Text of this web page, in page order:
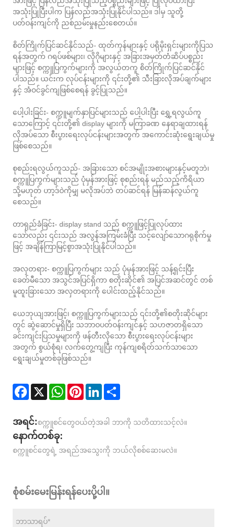
အသုံးပြုပြီးပါက ပြန်လည်အသုံးပြုနိုင်ပါသည်။ ဒါမှ သူတို့
ပတ်ဝန်းကျင်ကို ညစ်ညမ်းမှုနည်းစေတယ်။
စိတ်ကြိုက်ပြင်ဆင်နိုင်သည်- ထုတ်ကုန်များနှင့် ပရိုမိုးရှင်းများကိုပြသ
ရန်အတွက် ဂရပ်ဖစ်များ၊ လိုဂိုများနှင့် အခြားအမှတ်တံဆိပ်ပစ္စည်း
များဖြင့် စက္ကူပြကွက်များကို အလွယ်တကူ စိတ်ကြိုက်ပြင်ဆင်နိုင်
ပါသည်။ ယင်းက လုပ်ငန်းများကို ၎င်းတို့၏ သီးခြားလိုအပ်ချက်များ
နှင့် အံဝင်ခွင်ကျဖြစ်စေရန် ခွင့်ပြုသည်။
ပေါ့ပါးခြင်း- စက္ကူမျက်နှာပြင်များသည် ပေါ့ပါးပြီး ရွှေ့ရလွယ်ကူ
သောကြောင့် ၎င်းတို့၏ display များကို မကြာခဏ နေရာချထားရန်
လိုအပ်သော စီးပွားရေးလုပ်ငန်းများအတွက် အကောင်းဆုံးရွေးချယ်မှု
ဖြစ်စေသည်။
စုစည်းရလွယ်ကူသည်- အခြားသော စင်အမျိုးအစားများနှင့်မတူဘဲ၊
စက္ကူပြကွက်များသည် ပုံမှန်အားဖြင့် စုစည်းရန် မည်သည့်ကိရိယာ
သို့မဟုတ် ဟာ့ဒ်ဝဲကိုမျှ မလိုအပ်ဘဲ တပ်ဆင်ရန် မြန်ဆန်လွယ်ကူ
စေသည်။
တာရှည်ခံခြင်း- display stand သည် စက္ကူဖြင့်ပြုလုပ်ထား
သော်လည်း ၎င်းသည် အလွန်အကြမ်းခံပြီး သင့်လျော်သောဂရုစိုက်မှု
ဖြင့် အချိန်ကြာမြင့်စွာအသုံးပြုနိုင်ပါသည်။
အလှတရား- စက္ကူပြကွက်များ သည် ပုံမှန်အားဖြင့် သန့်ရှင်းပြီး
ခေတ်မီသော အသွင်အပြင်ရှိကာ စတိုးဆိုင်၏ အပြင်အဆင်တွင် တစ်
မူထူးခြားသော အလှတရားကို ပေါင်းထည့်နိုင်သည်။
ယေဘုယျအားဖြင့်၊ စက္ကူပြကွက်များသည် ၎င်းတို့၏စတိုးဆိုင်များ
တွင် ဆွဲဆောင်မှုရှိပြီး သဘာဝပတ်ဝန်းကျင်နှင့် သဟဇာတရှိသော
ခင်းကျင်းပြသမှုများကို ဖန်တီးလိုသော စီးပွားရေးလုပ်ငန်းများ
အတွက် စွယ်စုံရ၊ လက်တွေ့ကျပြီး ကုန်ကျစရိတ်သက်သာသော
ရွေးချယ်မှုတစ်ခုဖြစ်သည်။
Facebook
X WhatsAppPinterestLinkedIn
အရင်:စက္ကူစင်တွေဝယ်တဲ့အခါ ဘာကို သတိထားသင့်လဲ။
နောက်တစ်ခု:
စက္ကူစင်တွေရဲ့ အရည်အသွေးကို ဘယ်လိုစစ်ဆေးမလဲ။
စုံစမ်းမေးမြန်းရန်ပေးပို့ပါ။